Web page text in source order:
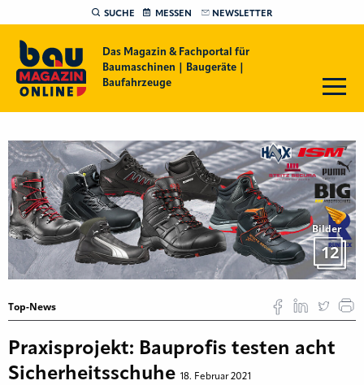
SUCHE MESSEN NEWSLETTER
Das Magazin & Fachportal für
Baumaschinen | Baugeräte |
Baufahrzeuge
Bilder
12
Top-News
Praxisprojekt: Bauprofis testen acht
Sicherheitsschuhe 18. Februar 2021